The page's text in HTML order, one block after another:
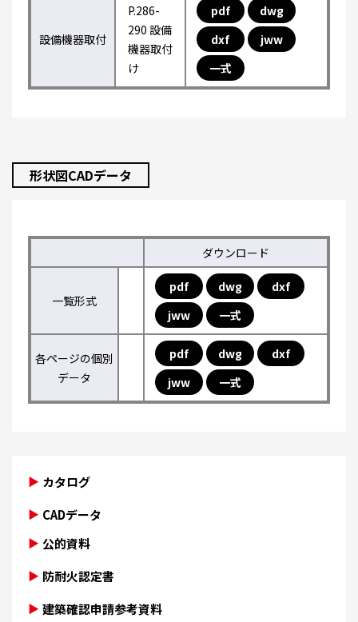
設備機器取付
P.286-
290 設備
機器取付
け
pdf
dwg
dxf
jww
一式
形状図CADデータ
ダウンロード
一覧形式
pdf dwg
dxf
jww
一式
各ページの個別
データ
pdf dwg
dxf
jww
一式
カタログ
CADデータ
公的資料
防耐火認定書
建築確認申請参考資料